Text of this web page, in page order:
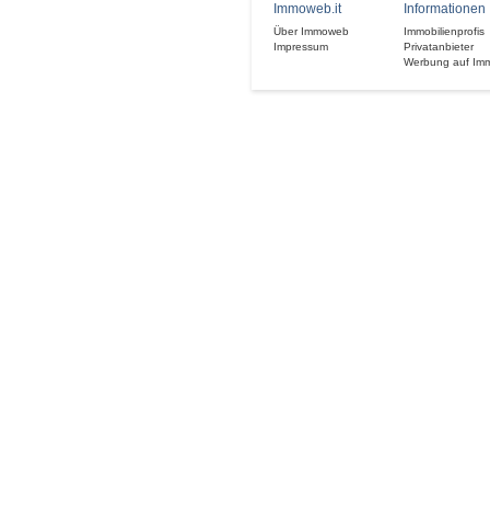
Immoweb.it
Über Immoweb
Impressum
Informationen
Immobilienprofis
Privatanbieter
Werbung auf